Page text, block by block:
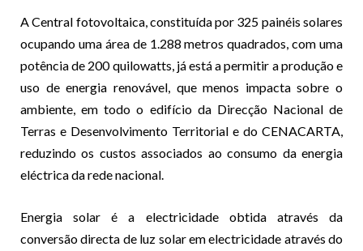
A Central fotovoltaica, constituída por 325 painéis solares
ocupando uma área de 1.288 metros quadrados, com uma
potência de 200 quilowatts, já está a permitir a produção e
uso de energia renovável, que menos impacta sobre o
ambiente, em todo o edifício da Direcção Nacional de
Terras e Desenvolvimento Territorial e do CENACARTA,
reduzindo os custos associados ao consumo da energia
eléctrica da rede nacional.
Energia solar é a electricidade obtida através da
conversão directa de luz solar em electricidade através do